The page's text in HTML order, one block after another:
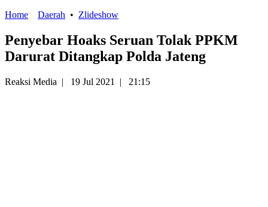
Home
Daerah • Zlideshow
Penyebar Hoaks Seruan Tolak PPKM
Darurat Ditangkap Polda Jateng
Reaksi Media | 19 Jul 2021 | 21:15